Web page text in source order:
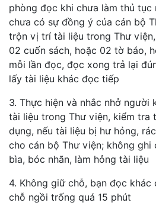
phòng đọc khi chưa làm thủ tục
chưa có sự đồng ý của cán bộ
trộn vị trí tài liệu trong Thư
02 cuốn sách, hoặc 02 tờ báo,
mỗi lần đọc, đọc xong trả lại
lấy tài liệu khác đọc tiếp
3. Thực hiện và nhắc nhở người
tài liệu trong Thư viện, kiểm tra
dụng, nếu tài liệu bị hư hỏng,
cho cán bộ Thư viện; không ghi
bìa, bóc nhãn, làm hỏng tài liệu
4. Không giữ chỗ, bạn đọc khác
chỗ ngồi trống quá 15 phút